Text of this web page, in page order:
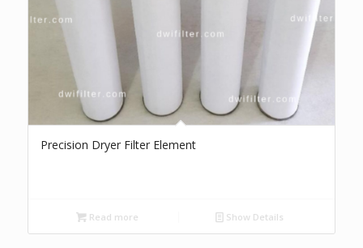
Precision Dryer Filter Element
Read more Show Details